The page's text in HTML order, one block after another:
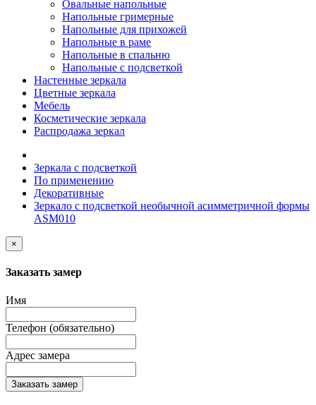
Овальные напольные
Напольные гримерные
Напольные для прихожей
Напольные в раме
Напольные в спальню
Напольные с подсветкой
Настенные зеркала
Цветные зеркала
Мебель
Косметические зеркала
Распродажа зеркал
Зеркала с подсветкой
По применению
Декоративные
Зеркало с подсветкой необычной асимметричной формы
ASM010
×
Заказать замер
Имя
Телефон (обязательно)
Адрес замера
Заказать замер